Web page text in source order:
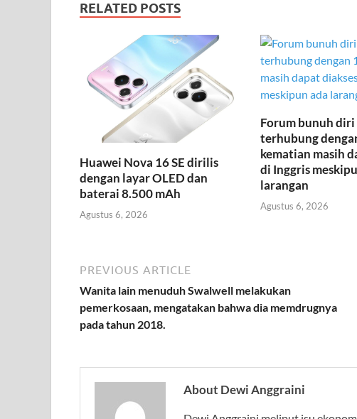
RELATED POSTS
Huawei Nova 16 SE dirilis
dengan layar OLED dan
baterai 8.500 mAh
Agustus 6, 2026
Forum bunuh diri
terhubung
kematian masih
di Inggris
larangan
Agustus 6, 2026
PREVIOUS ARTICLE
Wanita lain menuduh Swalwell melakukan
pemerkosaan, mengatakan bahwa dia memdrugnya
pada tahun 2018.
About Dewi Anggraini